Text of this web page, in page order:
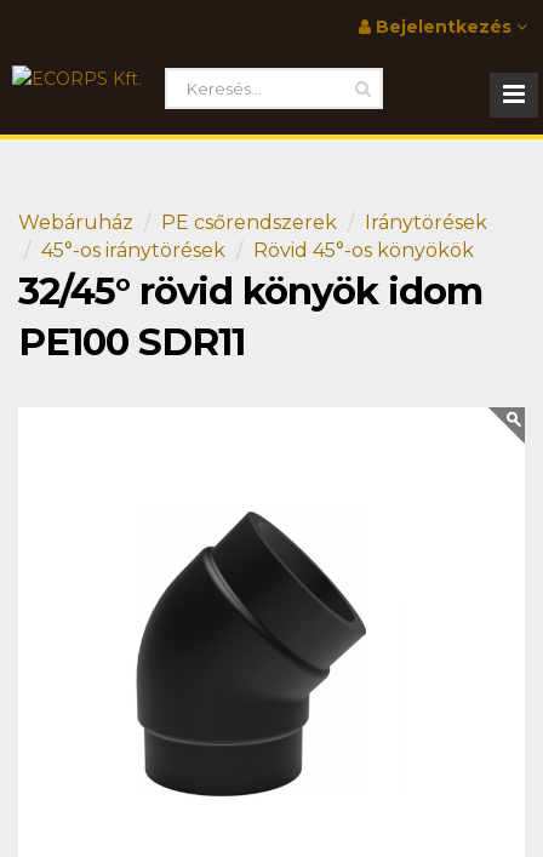
Bejelentkezés
Webáruház PE csőrendszerek
Iránytörések
45°-os iránytörések
Rövid 45°-os könyökök
32/45° rövid könyök idom
PE100 SDR11